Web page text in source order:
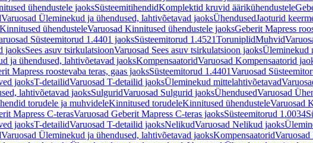
ühendustele jaoksSüsteemitihendidKomplektid kruvid äärikühendustele
Varuosad Üleminekud ja ühendused, lahtivõetavad jaoksÜhendusedJaoturid
Kinnitused ühendusteleVaruosad Kinnitused ühendustele jaoksGeberit Mapress
Süsteemitorud 1.4401 jaoksSüsteemitorud 1.4521ToruniplidMuhvid
jaoksSees asuv tsirkulatsioonVaruosad Sees asuv tsirkulatsioon jaoksÜleminekud
ja ühendused, lahtivõetavad jaoksKompensaatoridVaruosad Kompensaatorid
Mapress roostevaba teras, gaas jaoksSüsteemitorud 1.4401Varuosad
jaoksT-detailidVaruosad T-detailid jaoksÜleminekud mittelahtivõetavad
lahtivõetavad jaoksSulguridVaruosad Sulgurid jaoksÜhendusedVaruosad
torudele ja muhvideleKinnitused torudeleKinnitused ühendusteleVaruosad
Mapress C-terasVaruosad Geberit Mapress C-teras jaoksSüsteemitorud 1.0034
jaoksT-detailidVaruosad T-detailid jaoksNelikudVaruosad Nelikud jaoks
Varuosad Üleminekud ja ühendused, lahtivõetavad jaoksKompensaatorid